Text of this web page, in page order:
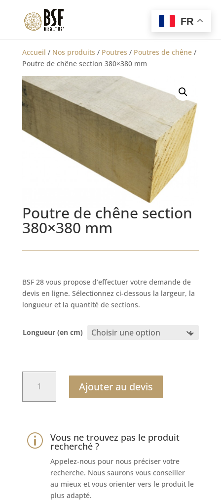
Accueil / Nos produits / Poutres / Poutres de chêne/
Poutre de chêne section 380×380 mm
Poutre de chêne section
380×380 mm
BSF 28 vous propose d’effectuer votre demande de
devis en ligne. Sélectionnez ci-dessous la largeur, la
longueur et la quantité de sections.
Longueur (en cm)
Poutre
section
380x380
Ajouter au devis
p Vous ne trouvez pas le produit
recherché ?
Appelez-nous pour nous préciser votre
recherche. Nous saurons vous conseiller
au mieux et vous orienter vers le produit le
plus adapté.
FR